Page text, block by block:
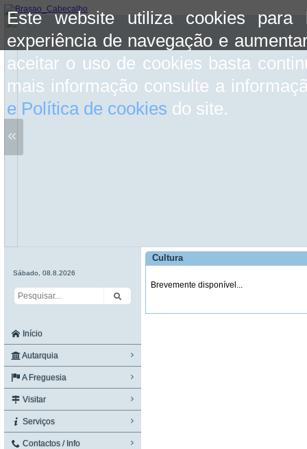
Este website utiliza cookies para
experiência de navegação e
aceitar o uso de cookies basta
mais informação consulte a
e Política de cookies do site.
«
Sábado, 08.8.2026
Início
Autarquia
A Freguesia
Visitar
Serviços
Contactos / Info
Cultura
Brevemente disponível...